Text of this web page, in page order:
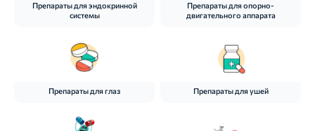
Препараты для эндокринной
системы
Препараты для опорно-
двигательного аппарата
Препараты для глаз Препараты для ушей